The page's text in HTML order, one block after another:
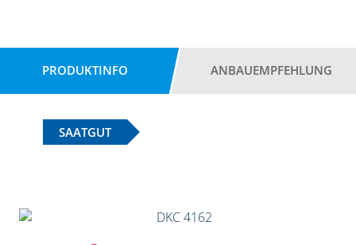
PRODUKTINFO ANBAUEMPFEHLUNG
SAATGUT